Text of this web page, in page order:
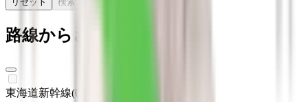
路線からさがす
東海道新幹線(0